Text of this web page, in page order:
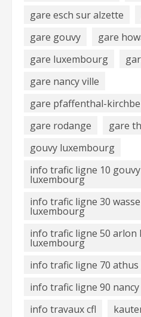
gare esch sur alzette
gare gouvy
gare
gare luxembourg
gare nancy ville
gare pfaffenthal-
gare rodange
gare
gouvy luxembourg
info trafic ligne 10
luxembourg
info trafic ligne 30
luxembourg
info trafic ligne 50
luxembourg
info trafic ligne 70
info trafic ligne 90
info travaux cfl